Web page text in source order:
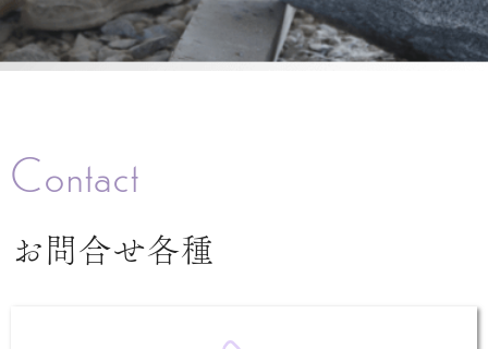
Contact
お問合せ各種